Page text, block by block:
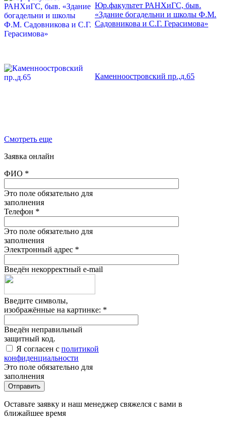
Юр.факультет РАНХиГС, быв.
«Здание богадельни и школы Ф.М.
Садовникова и С.Г. Герасимова»
Каменноостровский пр.,д.65
Смотреть еще
Заявка онлайн
ФИО *
Это поле обязательно для
заполнения
Телефон *
Это поле обязательно для
заполнения
Электронный адрес *
Введён некорректный e-mail
Введите символы,
изображённые на картинке: *
Введён неправильный
защитный код.
Я согласен с политикой
конфиденциальности
Это поле обязательно для
заполнения
Оставьте заявку и наш менеджер свяжелся с вами в
ближайшее время